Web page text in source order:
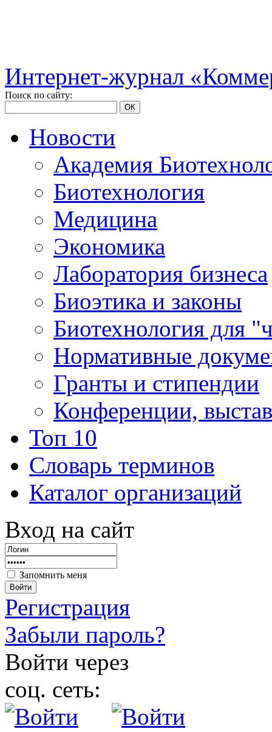
Интернет-журнал
Поиск по сайту:
ОК
Новости
Академия
Биотехнология
Медицина
Экономика
Лаборатория бизнеса
Биоэтика и законы
Биотехнология для
Нормативные
Гранты и стипендии
Конференции,
Топ 10
Словарь терминов
Каталог организаций
Вход на сайт
Запомнить меня
Войти
Регистрация
Забыли пароль?
Войти через
соц. сеть: